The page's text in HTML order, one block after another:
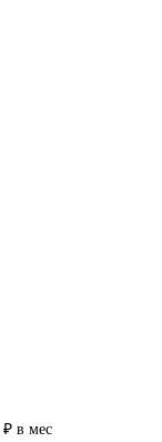
₽ в мес